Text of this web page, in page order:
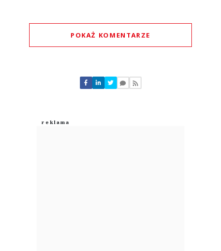
POKAŻ KOMENTARZE
Nie znaleziono komentarzy
Zostaw swoje komentarze